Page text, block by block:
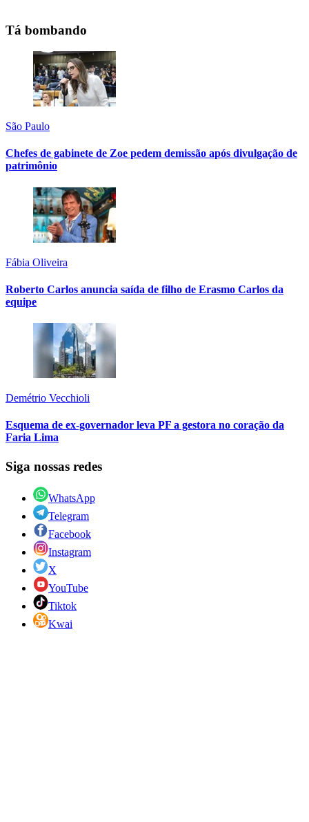
Tá bombando
São Paulo
Chefes de gabinete de Zoe pedem demissão após divulgação de
patrimônio
Fábia Oliveira
Roberto Carlos anuncia saída de filho de Erasmo Carlos da
equipe
Demétrio Vecchioli
Esquema de ex-governador leva PF a gestora no coração da
Faria Lima
Siga nossas redes
WhatsApp
Telegram
Facebook
Instagram
X
YouTube
Tiktok
Kwai